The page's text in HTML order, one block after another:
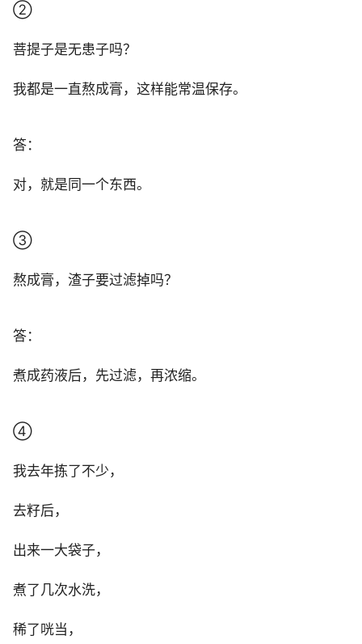
②
菩提子是无患子吗？
我都是一直熬成膏，这样能常温保存。
答：
对，就是同一个东西。
③
熬成膏，渣子要过滤掉吗？
答：
煮成药液后，先过滤，再浓缩。
④
我去年拣了不少，
去籽后，
出来一大袋子，
煮了几次水洗，
稀了咣当，